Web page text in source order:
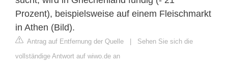
Prozent), beispielsweise auf einem Fleischmarkt
in Athen (Bild).
Antrag auf Entfernung der Quelle | Sehen Sie sich die
vollständige Antwort auf wiwo.de an